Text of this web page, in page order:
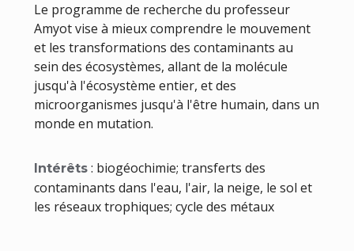
Le programme de recherche du professeur
Amyot vise à mieux comprendre le mouvement
et les transformations des contaminants au
sein des écosystèmes, allant de la molécule
jusqu'à l'écosystème entier, et des
microorganismes jusqu'à l'être humain, dans un
monde en mutation.
Intérêts : biogéochimie; transferts des
contaminants dans l'eau, l'air, la neige, le sol et
les réseaux trophiques; cycle des métaux